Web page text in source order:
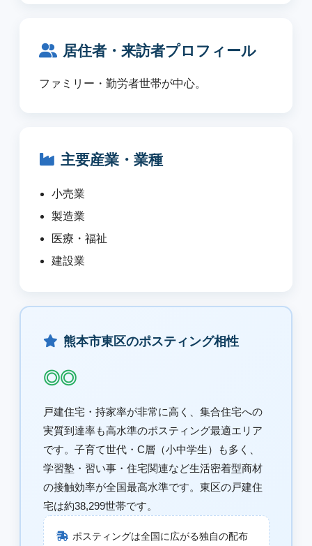
居住者・来訪者プロフィール
ファミリー・勤労者世帯が中心。
主要産業・業種
小売業
製造業
医療・福祉
建設業
熊本市東区のポスティング相性
◎◎
戸建住宅・持家率が非常に高く、集合住宅への
実質到達率も高水準のポスティング最適エリア
です。子育て世代・C層（小中学生）も多く、
学習塾・習い事・住宅関連など生活密着型商材
の接触効率が全国最高水準です。東区の戸建住
宅は約38,299世帯です。
ポスティングは全国に広がる独自の配布